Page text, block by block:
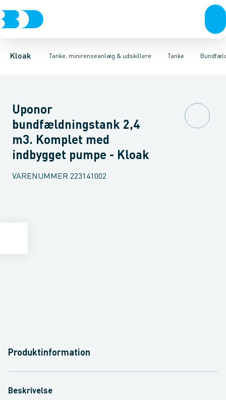
Kloak Tanke, minirenseanlæg & udskillere
Rør & fittingsBrøndeBrøndgodsLinjeafvandingTanke,
Tanke
Udskillere Tanke Tilbehør til tankeMini renseanlæg
Bundfældnings tanke, tryknedsivningBundfældnings tanke,
Uponor
bundfældningstank 2,4
m3. Komplet med
indbygget pumpe - Kloak
VARENUMMER 223141002
Produktinformation
Beskrivelse